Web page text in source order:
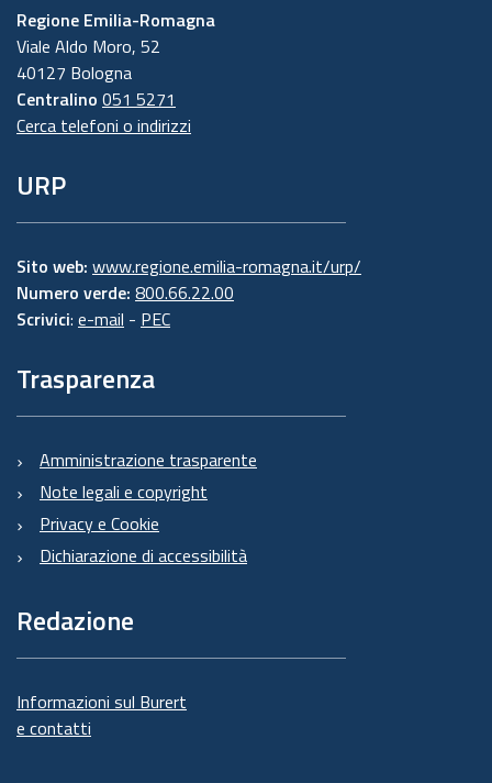
Regione Emilia-Romagna
Viale Aldo Moro, 52
40127 Bologna
Centralino 051 5271
Cerca telefoni o indirizzi
URP
Sito web: www.regione.emilia-romagna.it/urp/
Numero verde: 800.66.22.00
Scrivici: e-mail - PEC
Trasparenza
Amministrazione trasparente
Note legali e copyright
Privacy e Cookie
Dichiarazione di accessibilità
Redazione
Informazioni sul Burert
e contatti